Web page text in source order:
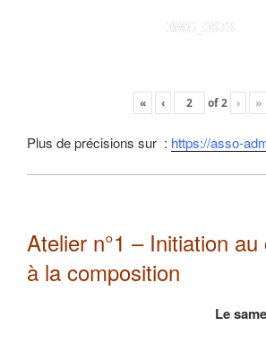
IMG_0873
« ‹ of2 › »
Plus de précisions sur : https://asso-
Atelier n°1 – Initiation
à la composition
Le